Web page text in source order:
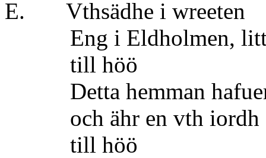
E. Vthsädhe i
Eng i Eldholmen,
till höö
Detta hemman hafuer
och ähr en vth iordh
till höö 15